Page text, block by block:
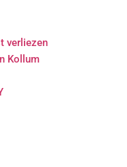
verliezen
Kollum